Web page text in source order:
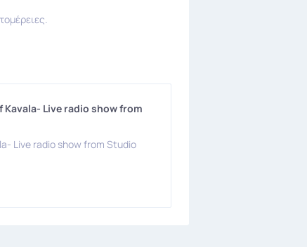
Live radio show from
Live radio show from Studio